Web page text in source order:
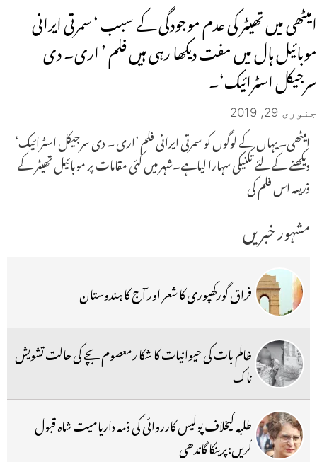
امیٹھی میں تھیٹر کی عدم موجودگی کے سبب ‘ سمرتی ایرانی
موبائیل ہال میں مفت دیکھا رہی ہیں فلم ’ اری۔ دی
سرجیکل اسٹرائیک‘۔
جنوری 29, 2019
امیٹھی۔ یہاں کے لوگوں کو سمرتی ایرانی فلم ’اری ۔ دی سرجیکل اسٹرائیک‘
دیکھنے کے لئے تکنیکی سہارا لیاہے۔شہر میں کئی مقامات پر موبائیل تھیٹر کے
ذریعہ اس فلم کی
مشہور خبریں
فراق گورکھپوری کا شعر اور آج کا ہندوستان
ظالم بات کی حیوانیات کا شکا رمعصوم بچے کی حالت تشویش
ناک
طلبہ کیخلاف پولیس کارروائی کی ذمہ داریامیت شاہ قبول
کریں:پرینکا گاندھی